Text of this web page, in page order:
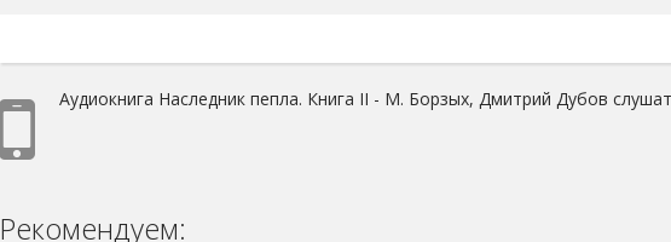
Аудиокнига Наследник пепла. Книга II - М. Борзых, Дмитрий Дубов
Рекомендуем: